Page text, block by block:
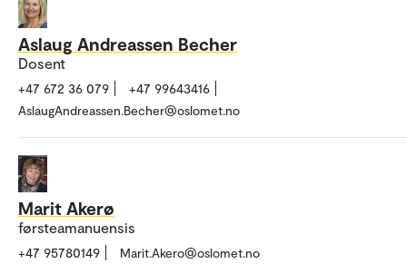
Aslaug Andreassen Becher
Dosent
+47 672 36 079
+47 99643416
AslaugAndreassen.Becher@oslomet.no
Marit Akerø
førsteamanuensis
+47 95780149 Marit.Akero@oslomet.no